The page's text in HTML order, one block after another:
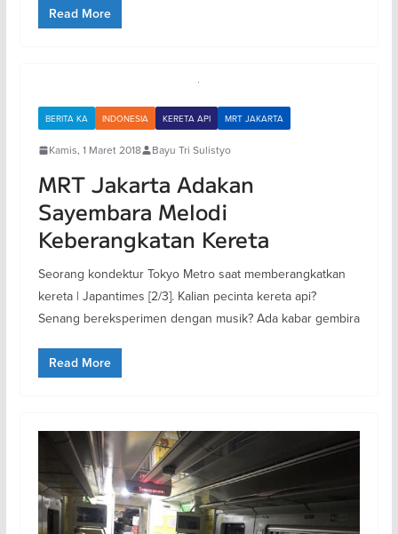
Read More
BERITA KA INDONESIA KERETA API MRT JAKARTA
Kamis, 1 Maret 2018 Bayu Tri Sulistyo
MRT Jakarta Adakan
Sayembara Melodi
Keberangkatan Kereta
Seorang kondektur Tokyo Metro saat memberangkatkan
kereta | Japantimes [2/3]. Kalian pecinta kereta api?
Senang bereksperimen dengan musik? Ada kabar gembira
Read More